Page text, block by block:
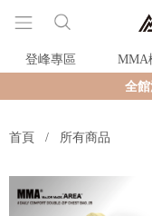
登峰專區 MMA
全館
首頁 所有商品